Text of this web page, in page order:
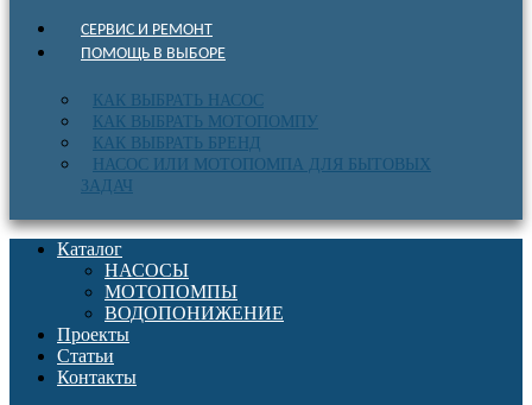
СЕРВИС И РЕМОНТ
ПОМОЩЬ В ВЫБОРЕ
КАК ВЫБРАТЬ НАСОС
КАК ВЫБРАТЬ МОТОПОМПУ
КАК ВЫБРАТЬ БРЕНД
НАСОС ИЛИ МОТОПОМПА ДЛЯ БЫТОВЫХ
ЗАДАЧ
Каталог
НАСОСЫ
МОТОПОМПЫ
ВОДОПОНИЖЕНИЕ
Проекты
Статьи
Контакты